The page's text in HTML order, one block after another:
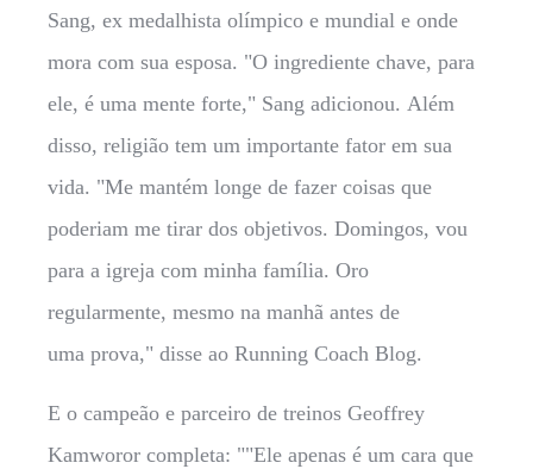
Sang, ex medalhista olímpico e mundial e onde
mora com sua esposa. "O ingrediente chave, para
ele, é uma mente forte," Sang adicionou. Além
disso, religião tem um importante fator em sua
vida. "Me mantém longe de fazer coisas que
poderiam me tirar dos objetivos. Domingos, vou
para a igreja com minha família. Oro
regularmente, mesmo na manhã antes de
uma prova," disse ao Running Coach Blog.
E o campeão e parceiro de treinos Geoffrey
Kamworor completa: ""Ele apenas é um cara que